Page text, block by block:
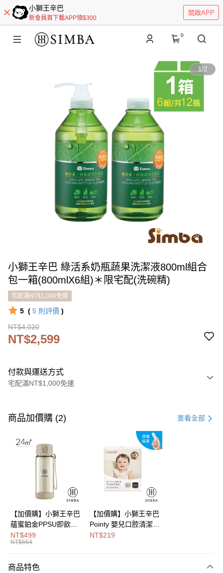
小獅王辛巴
新會員首下載APP領$300
開啟APP
0
1/2
小獅王辛巴 綠活系奶瓶蔬果洗潔液800ml組合
包一箱(800mlX6組)＊限宅配(洗碗精)
宅配滿NT$1,000免運
5 ( 5 則評價 )
NT$4,020
NT$2,599
付款與運送方式
宅配滿NT$1,000免運
信用卡一次付款
Apple Pay
Google Pay
全盈+PAY
大哥付你分期
【大哥付你分期使用說明】
商品加價購 (2) 查看全部
【加價購】小獅王辛巴
蘊蜜鉑金PPSU即飲水
壺400ml
NT$499
NT$664
【加價購】小獅王辛巴
Pointy 嬰兒口腔清潔指
套 (100入)
NT$219
商品特色